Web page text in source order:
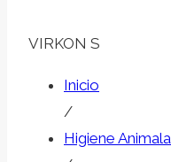
VIRKON S
Inicio
/
Higiene